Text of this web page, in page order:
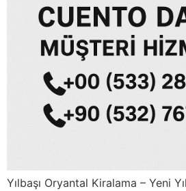
Yılbaşı Oryantal Kiralama – Yeni